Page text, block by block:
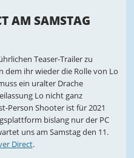
AM SAMSTAG
Teaser-Trailer zu
ihr wieder die Rolle von Lo
ein uralter Drache
Lo nicht ganz
Person Shooter ist für 2021
bislang nur der PC
uns am Samstag den 11.
Direct.